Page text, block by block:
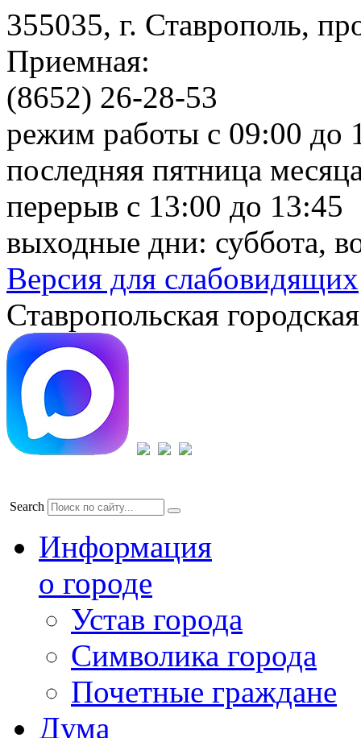
355035, г. Ставрополь,
Приемная:
(8652) 26-28-53
режим работы с 09:00 до
последняя пятница
перерыв с 13:00 до 13:45
выходные дни: суббота,
Версия для слабовидящих
Ставропольская
Search
Информация
о городе
Устав города
Символика города
Почетные граждане
Дума